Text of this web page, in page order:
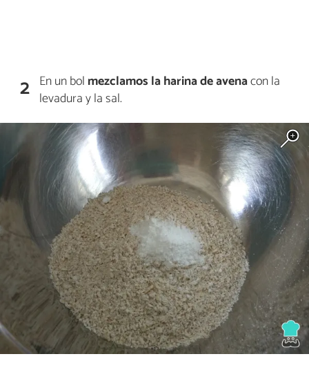
2 En un bol mezclamos la harina de avenacon la
levadura y la sal.